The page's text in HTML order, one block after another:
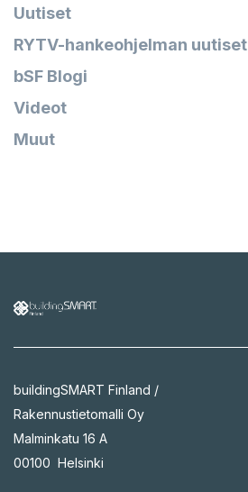
Uutiset
RYTV-hankeohjelman uutiset
bSF Blogi
Videot
Muut
buildingSMART Finland /
Rakennustietomalli Oy
Malminkatu 16 A
00100 Helsinki